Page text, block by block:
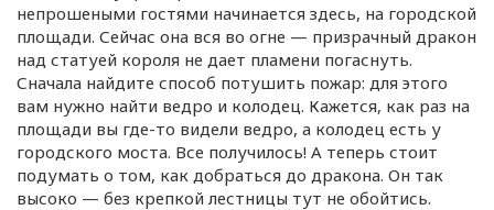
непрошеными гостями начинается здесь, на городской
площади. Сейчас она вся во огне — призрачный дракон
над статуей короля не дает пламени погаснуть.
Сначала найдите способ потушить пожар: для этого
вам нужно найти ведро и колодец. Кажется, как раз на
площади вы где-то видели ведро, а колодец есть у
городского моста. Все получилось! А теперь стоит
подумать о том, как добраться до дракона. Он так
высоко — без крепкой лестницы тут не обойтись.